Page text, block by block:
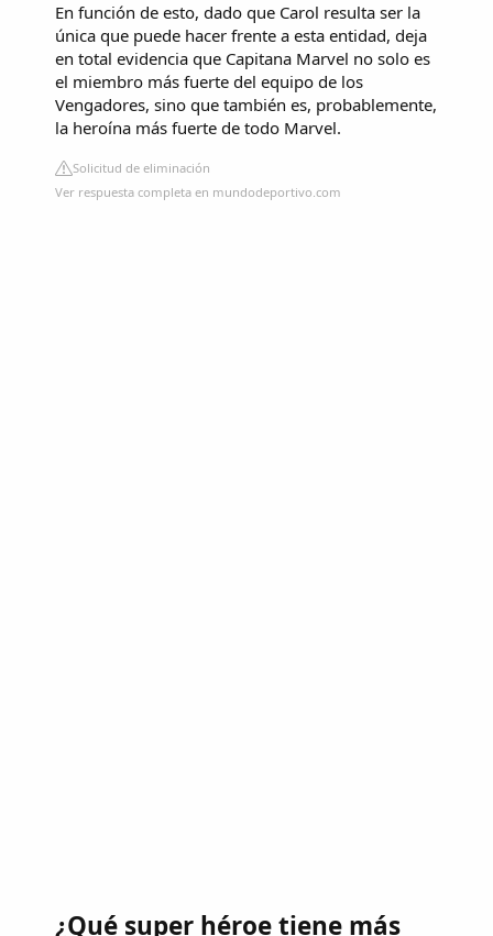
En función de esto, dado que Carol resulta ser la
única que puede hacer frente a esta entidad, deja
en total evidencia que Capitana Marvel no solo es
el miembro más fuerte del equipo de los
Vengadores, sino que también es, probablemente,
la heroína más fuerte de todo Marvel.
Solicitud de eliminación
Ver respuesta completa en mundodeportivo.com
¿Qué super héroe tiene más